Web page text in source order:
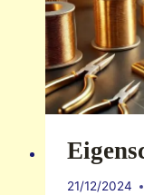
21/12/2024